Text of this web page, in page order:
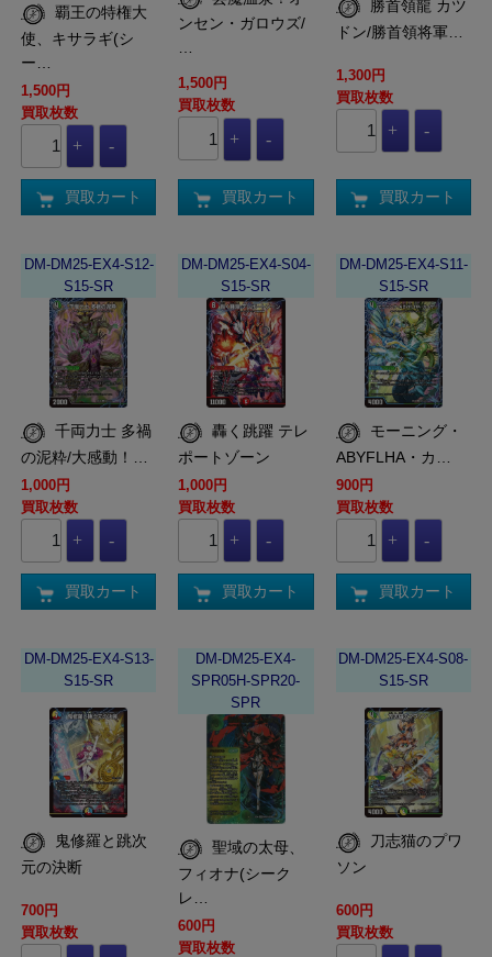
使、キサラギ(シ
ー…
1,500円
買取枚数
買取カート
ンセン・ガロウズ/
…
1,500円
買取枚数
買取カート
ドン/勝首領将軍…
1,300円
買取枚数
買取カート
DM-DM25-EX4-S12-
S15-SR
の泥粋/大感動！…
1,000円
買取枚数
買取カート
DM-DM25-EX4-S04-
S15-SR
轟く跳躍 テレ
ポートゾーン
1,000円
買取枚数
買取カート
DM-DM25-EX4-S11-
S15-SR
ABYFLHA・カ…
900円
買取枚数
買取カート
DM-DM25-EX4-S13-
S15-SR
元の決断
700円
買取枚数
DM-DM25-EX4-
SPR05H-SPR20-
SPR
聖域の太母、
フィオナ(シーク
レ…
600円
買取枚数
DM-DM25-EX4-S08-
S15-SR
ソン
600円
買取枚数